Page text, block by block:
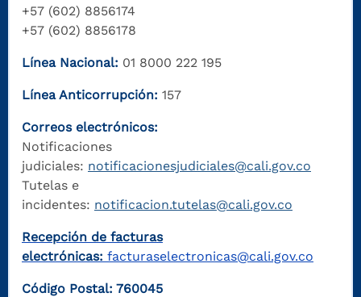
+57 (602) 8856174
+57 (602) 8856178
Línea Nacional: 01 8000 222 195
Línea Anticorrupción: 157
Correos electrónicos:
Notificaciones
judiciales: notificacionesjudiciales@cali.gov.co
Tutelas e
incidentes: notificacion.tutelas@cali.gov.co
Recepción de facturas
electrónicas: facturaselectronicas@cali.gov.co
Código Postal: 760045